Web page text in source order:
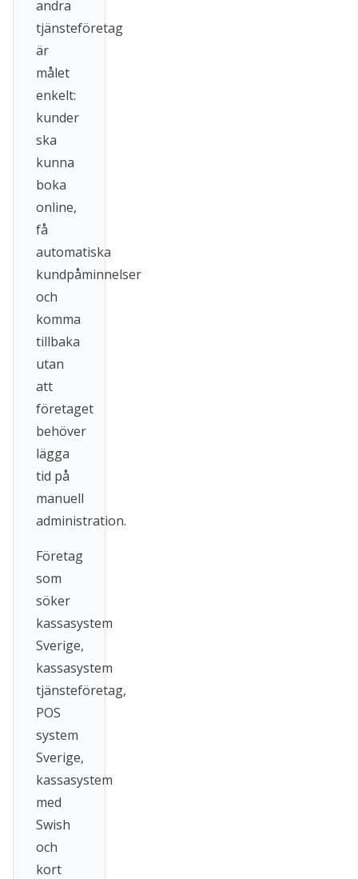
andra
tjänsteföretag
är
målet
enkelt:
kunder
ska
kunna
boka
online,
få
automatiska
kundpåminnelser
och
komma
tillbaka
utan
att
företaget
behöver
lägga
tid på
manuell
administration.
Företag
som
söker
kassasystem
Sverige,
kassasystem
tjänsteföretag,
POS
system
Sverige,
kassasystem
med
Swish
och
kort